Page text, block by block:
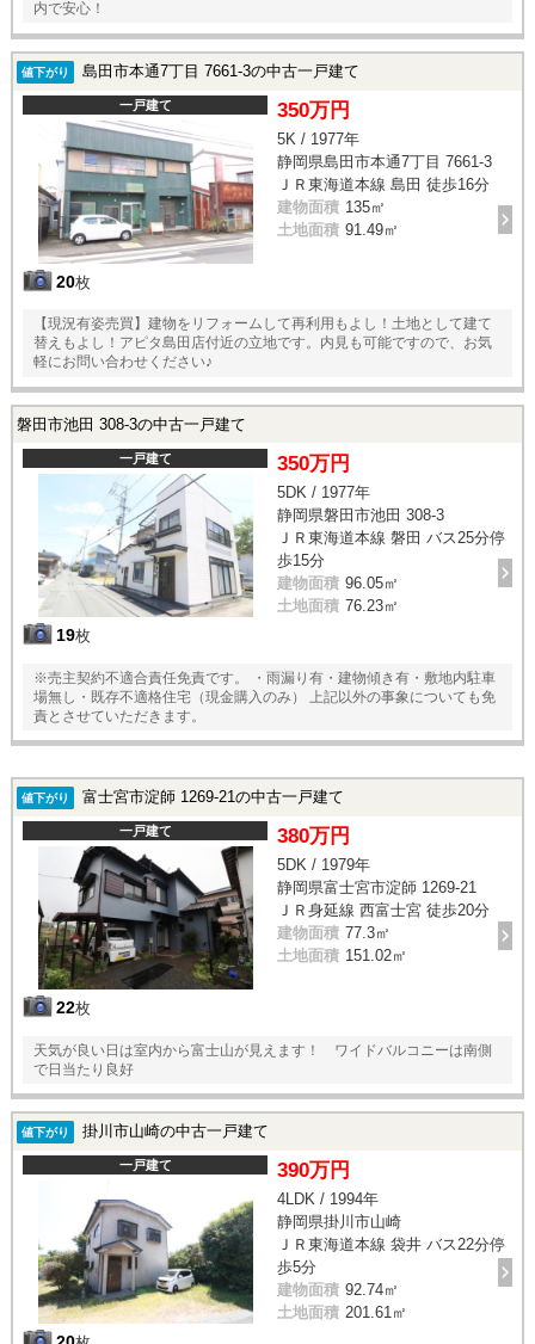
内で安心！
値下がり 島田市本通7丁目 7661-3の中古一戸建て
一戸建て
20枚
350万円
5K / 1977年
静岡県島田市本通7丁目 7661-3
ＪＲ東海道本線 島田 徒歩16分
建物面積 135㎡
土地面積 91.49㎡
【現況有姿売買】建物をリフォームして再利用もよし！土地として建て
替えもよし！アピタ島田店付近の立地です。内見も可能ですので、お気
軽にお問い合わせください♪
磐田市池田 308-3の中古一戸建て
一戸建て
19枚
350万円
5DK / 1977年
静岡県磐田市池田 308-3
ＪＲ東海道本線 磐田 バス25分停
歩15分
建物面積 96.05㎡
土地面積 76.23㎡
※売主契約不適合責任免責です。 ・雨漏り有・建物傾き有・敷地内駐車
場無し・既存不適格住宅（現金購入のみ） 上記以外の事象についても免
責とさせていただきます。
値下がり 富士宮市淀師 1269-21の中古一戸建て
一戸建て
22枚
380万円
5DK / 1979年
静岡県富士宮市淀師 1269-21
ＪＲ身延線 西富士宮 徒歩20分
建物面積 77.3㎡
土地面積 151.02㎡
天気が良い日は室内から富士山が見えます！ ワイドバルコニーは南側
で日当たり良好
値下がり 掛川市山崎の中古一戸建て
一戸建て 390万円
4LDK / 1994年
静岡県掛川市山崎
ＪＲ東海道本線 袋井 バス22分停
歩5分
建物面積 92.74㎡
土地面積 201.61㎡